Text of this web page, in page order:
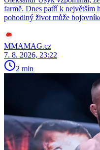
farmě. Dnes patří k největším
pohodlný život může
MMAMAG.cz
7. 8. 2026, 23:22
2 min